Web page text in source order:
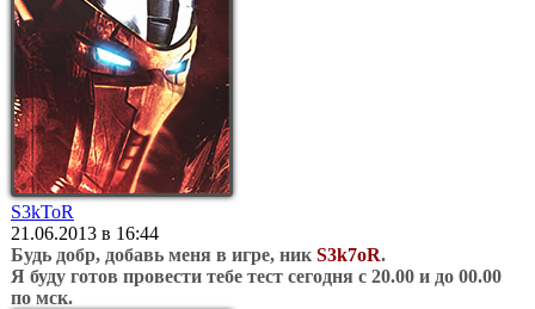
S3kToR
21.06.2013 в 16:44
Будь добр, добавь меня в игре, ник S3k7oR.
Я буду готов провести тебе тест сегодня с 20.00 и до 00.00
по мск.